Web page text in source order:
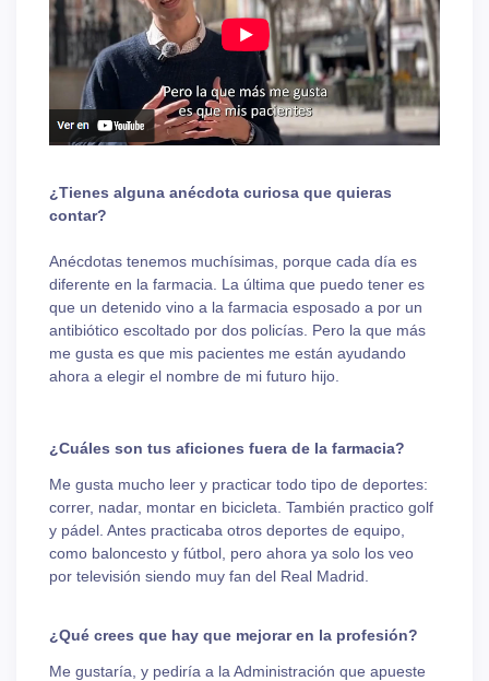
¿Tienes alguna anécdota curiosa que quieras
contar?
Anécdotas tenemos muchísimas, porque cada día es
diferente en la farmacia. La última que puedo tener es
que un detenido vino a la farmacia esposado a por un
antibiótico escoltado por dos policías. Pero la que más
me gusta es que mis pacientes me están ayudando
ahora a elegir el nombre de mi futuro hijo.
¿Cuáles son tus aficiones fuera de la farmacia?
Me gusta mucho leer y practicar todo tipo de deportes:
correr, nadar, montar en bicicleta. También practico golf
y pádel. Antes practicaba otros deportes de equipo,
como baloncesto y fútbol, pero ahora ya solo los veo
por televisión siendo muy fan del Real Madrid.
¿Qué crees que hay que mejorar en la profesión?
Me gustaría, y pediría a la Administración que apueste